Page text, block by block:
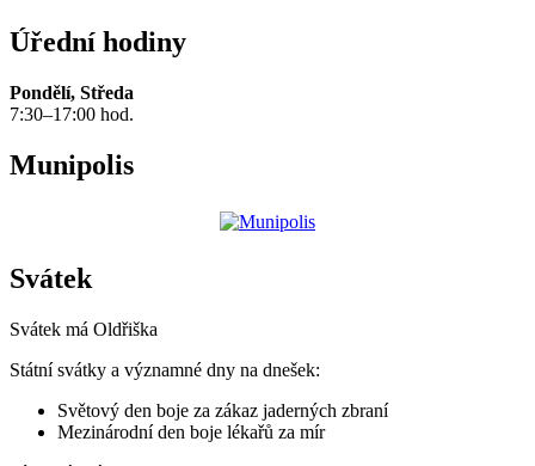
Úřední hodiny
Pondělí, Středa
7:30–17:00 hod.
Munipolis
Svátek
Svátek má Oldřiška
Státní svátky a významné dny na dnešek:
Světový den boje za zákaz jaderných zbraní
Mezinárodní den boje lékařů za mír